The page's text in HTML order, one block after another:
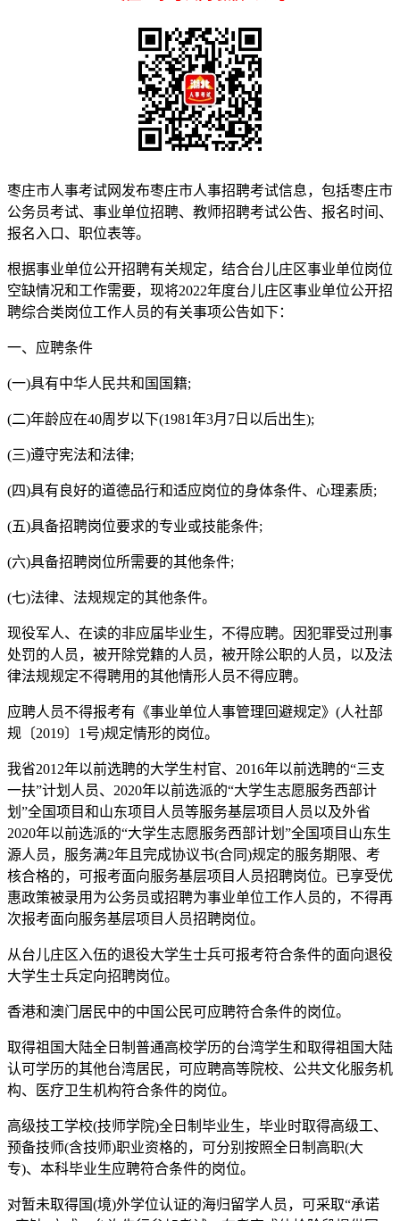
枣庄市人事考试网发布枣庄市人事招聘考试信息，包括枣庄市
公务员考试、事业单位招聘、教师招聘考试公告、报名时间、
报名入口、职位表等。
根据事业单位公开招聘有关规定，结合台儿庄区事业单位岗位
空缺情况和工作需要，现将2022年度台儿庄区事业单位公开招
聘综合类岗位工作人员的有关事项公告如下：
一、应聘条件
(一)具有中华人民共和国国籍;
(二)年龄应在40周岁以下(1981年3月7日以后出生);
(三)遵守宪法和法律;
(四)具有良好的道德品行和适应岗位的身体条件、心理素质;
(五)具备招聘岗位要求的专业或技能条件;
(六)具备招聘岗位所需要的其他条件;
(七)法律、法规规定的其他条件。
现役军人、在读的非应届毕业生，不得应聘。因犯罪受过刑事
处罚的人员，被开除党籍的人员，被开除公职的人员，以及法
律法规规定不得聘用的其他情形人员不得应聘。
应聘人员不得报考有《事业单位人事管理回避规定》(人社部
规〔2019〕1号)规定情形的岗位。
我省2012年以前选聘的大学生村官、2016年以前选聘的“三支
一扶”计划人员、2020年以前选派的“大学生志愿服务西部计
划”全国项目和山东项目人员等服务基层项目人员以及外省
2020年以前选派的“大学生志愿服务西部计划”全国项目山东生
源人员，服务满2年且完成协议书(合同)规定的服务期限、考
核合格的，可报考面向服务基层项目人员招聘岗位。已享受优
惠政策被录用为公务员或招聘为事业单位工作人员的，不得再
次报考面向服务基层项目人员招聘岗位。
从台儿庄区入伍的退役大学生士兵可报考符合条件的面向退役
大学生士兵定向招聘岗位。
香港和澳门居民中的中国公民可应聘符合条件的岗位。
取得祖国大陆全日制普通高校学历的台湾学生和取得祖国大陆
认可学历的其他台湾居民，可应聘高等院校、公共文化服务机
构、医疗卫生机构符合条件的岗位。
高级技工学校(技师学院)全日制毕业生，毕业时取得高级工、
预备技师(含技师)职业资格的，可分别按照全日制高职(大
专)、本科毕业生应聘符合条件的岗位。
对暂未取得国(境)外学位认证的海归留学人员，可采取“承诺